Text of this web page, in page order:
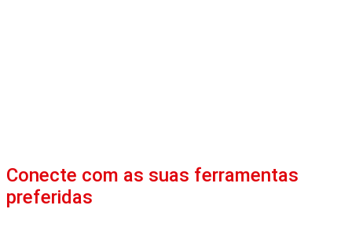
Conecte com as suas ferramentas
preferidas